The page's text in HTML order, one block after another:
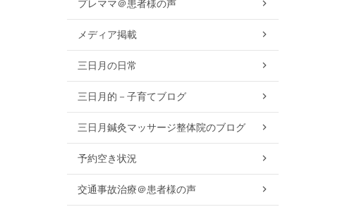
プレママ＠患者様の声
メディア掲載
三日月の日常
三日月的－子育てブログ
三日月鍼灸マッサージ整体院のブログ
予約空き状況
交通事故治療＠患者様の声